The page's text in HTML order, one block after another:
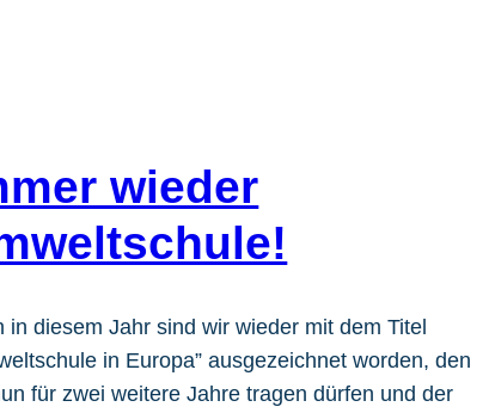
wieder
in diesem Jahr sind wir wieder mit dem Titel
in Europa” ausgezeichnet worden, den
für zwei weitere Jahre tragen dürfen und der